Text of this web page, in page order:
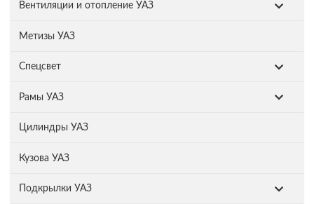
Вентиляции и отопление УАЗ
Метизы УАЗ
Спецсвет
Рамы УАЗ
Цилиндры УАЗ
Кузова УАЗ
Подкрылки УАЗ